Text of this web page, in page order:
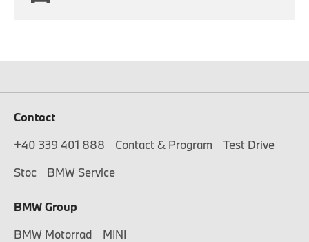
Contact
+40 339 401 888
Contact & Program
Test Drive
Stoc
BMW Service
BMW Group
BMW Motorrad
MINI